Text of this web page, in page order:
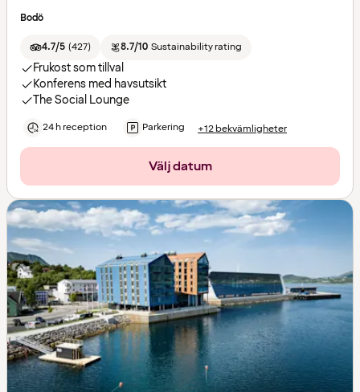
Bodö
4.7/5 (427) 8.7/10 Sustainability rating
Frukost som tillval
Konferens med havsutsikt
The Social Lounge
24 h reception Parkering +12 bekvämligheter
Välj datum